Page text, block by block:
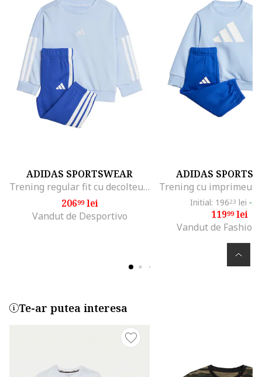
ADIDAS SPORTSWEAR
Trening regular fit cu decolteu la baza gatului Essentials, Albastru glaciar
20699lei
Vandut de Desportivo
ADIDAS
Initial: 19623 lei -
11999lei
Vandut de Fashion
Te-ar putea interesa